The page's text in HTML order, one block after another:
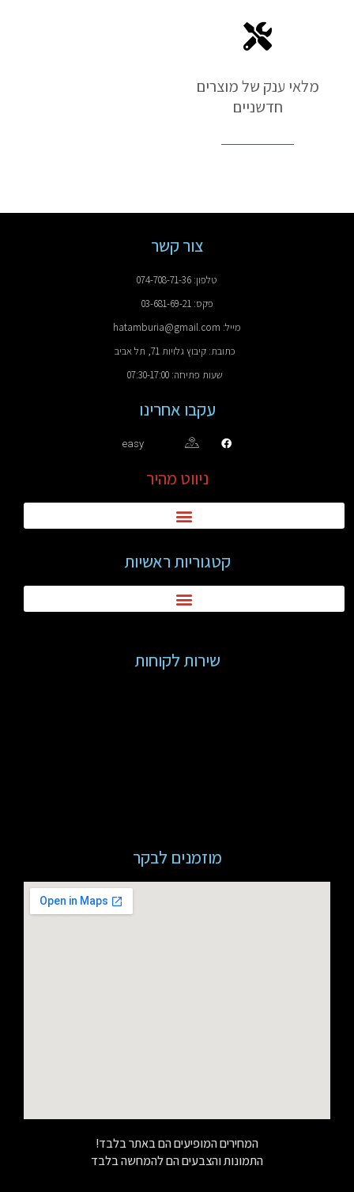
מלאי ענק של מוצרים
חדשניים
צור קשר
טלפון: 074-708-71-36
פקס: 03-681-69-21
מייל: hatamburia@gmail.com
כתובת: קיבוץ גלויות 71, תל אביב
שעות פתיחה: 07:30-17:00
עקבו אחרינו
easy
ניווט מהיר
קטגוריות ראשיות
שירות לקוחות
מוזמנים לבקר
המחירים המופיעים הם באתר בלבד!
התמונות והצבעים הם להמחשה בלבד